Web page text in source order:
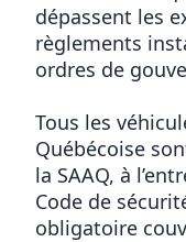
dépassent les
règlements
ordres de
Tous les
Québécoise
la SAAQ, à
Code de
obligatoire